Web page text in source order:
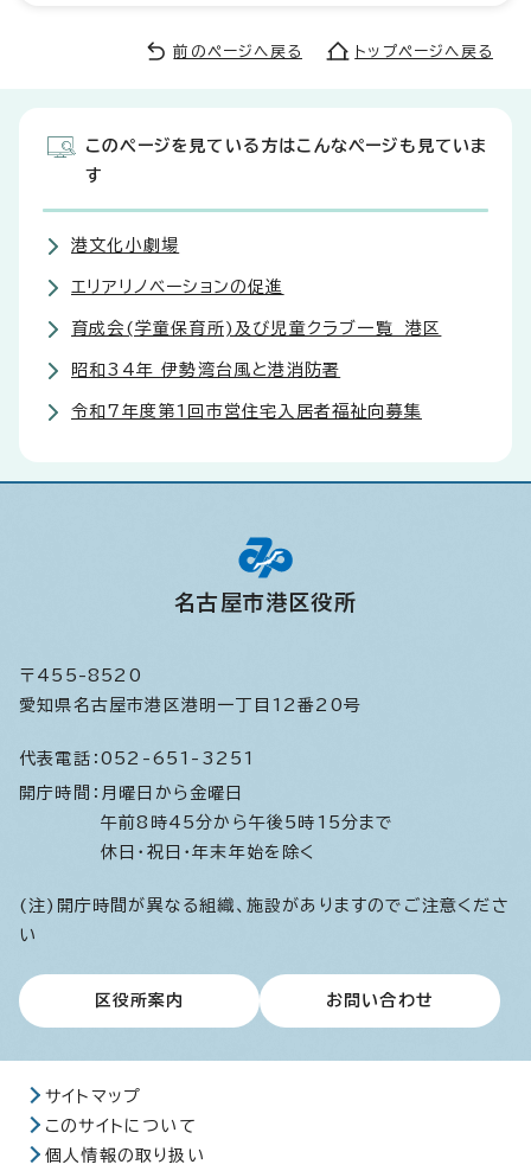
前のページへ戻る トップページへ戻る
このページを見ている方はこんなページも見ていま
す
港文化小劇場
エリアリノベーションの促進
育成会(学童保育所)及び児童クラブ一覧 港区
昭和34年 伊勢湾台風と港消防署
令和7年度第1回市営住宅入居者福祉向募集
名古屋市港区役所
〒455-8520
愛知県名古屋市港区港明一丁目12番20号
代表電話： 052-651-3251
開庁時間： 月曜日から金曜日
午前8時45分から午後5時15分まで
休日・祝日・年末年始を除く
(注)開庁時間が異なる組織、施設がありますのでご注意くださ
い
区役所案内 お問い合わせ
サイトマップ
このサイトについて
個人情報の取り扱い